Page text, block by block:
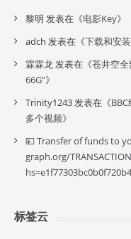
黎明 发表在《电影Key》
adch 发表在《下载和安
霖霖龙发表在《苍井空全
66G”》
Trinity1243发表在《
多个视频》
💴 Transfer of funds to
graph.org/
标签云